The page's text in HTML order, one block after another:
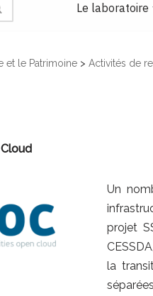
Le laboratoire
et le Patrimoine > Activités de
Un
projet
la